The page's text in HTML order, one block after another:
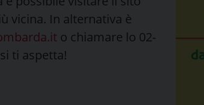
vicina. In alternativa è
o chiamare lo 02-
ti aspetta!